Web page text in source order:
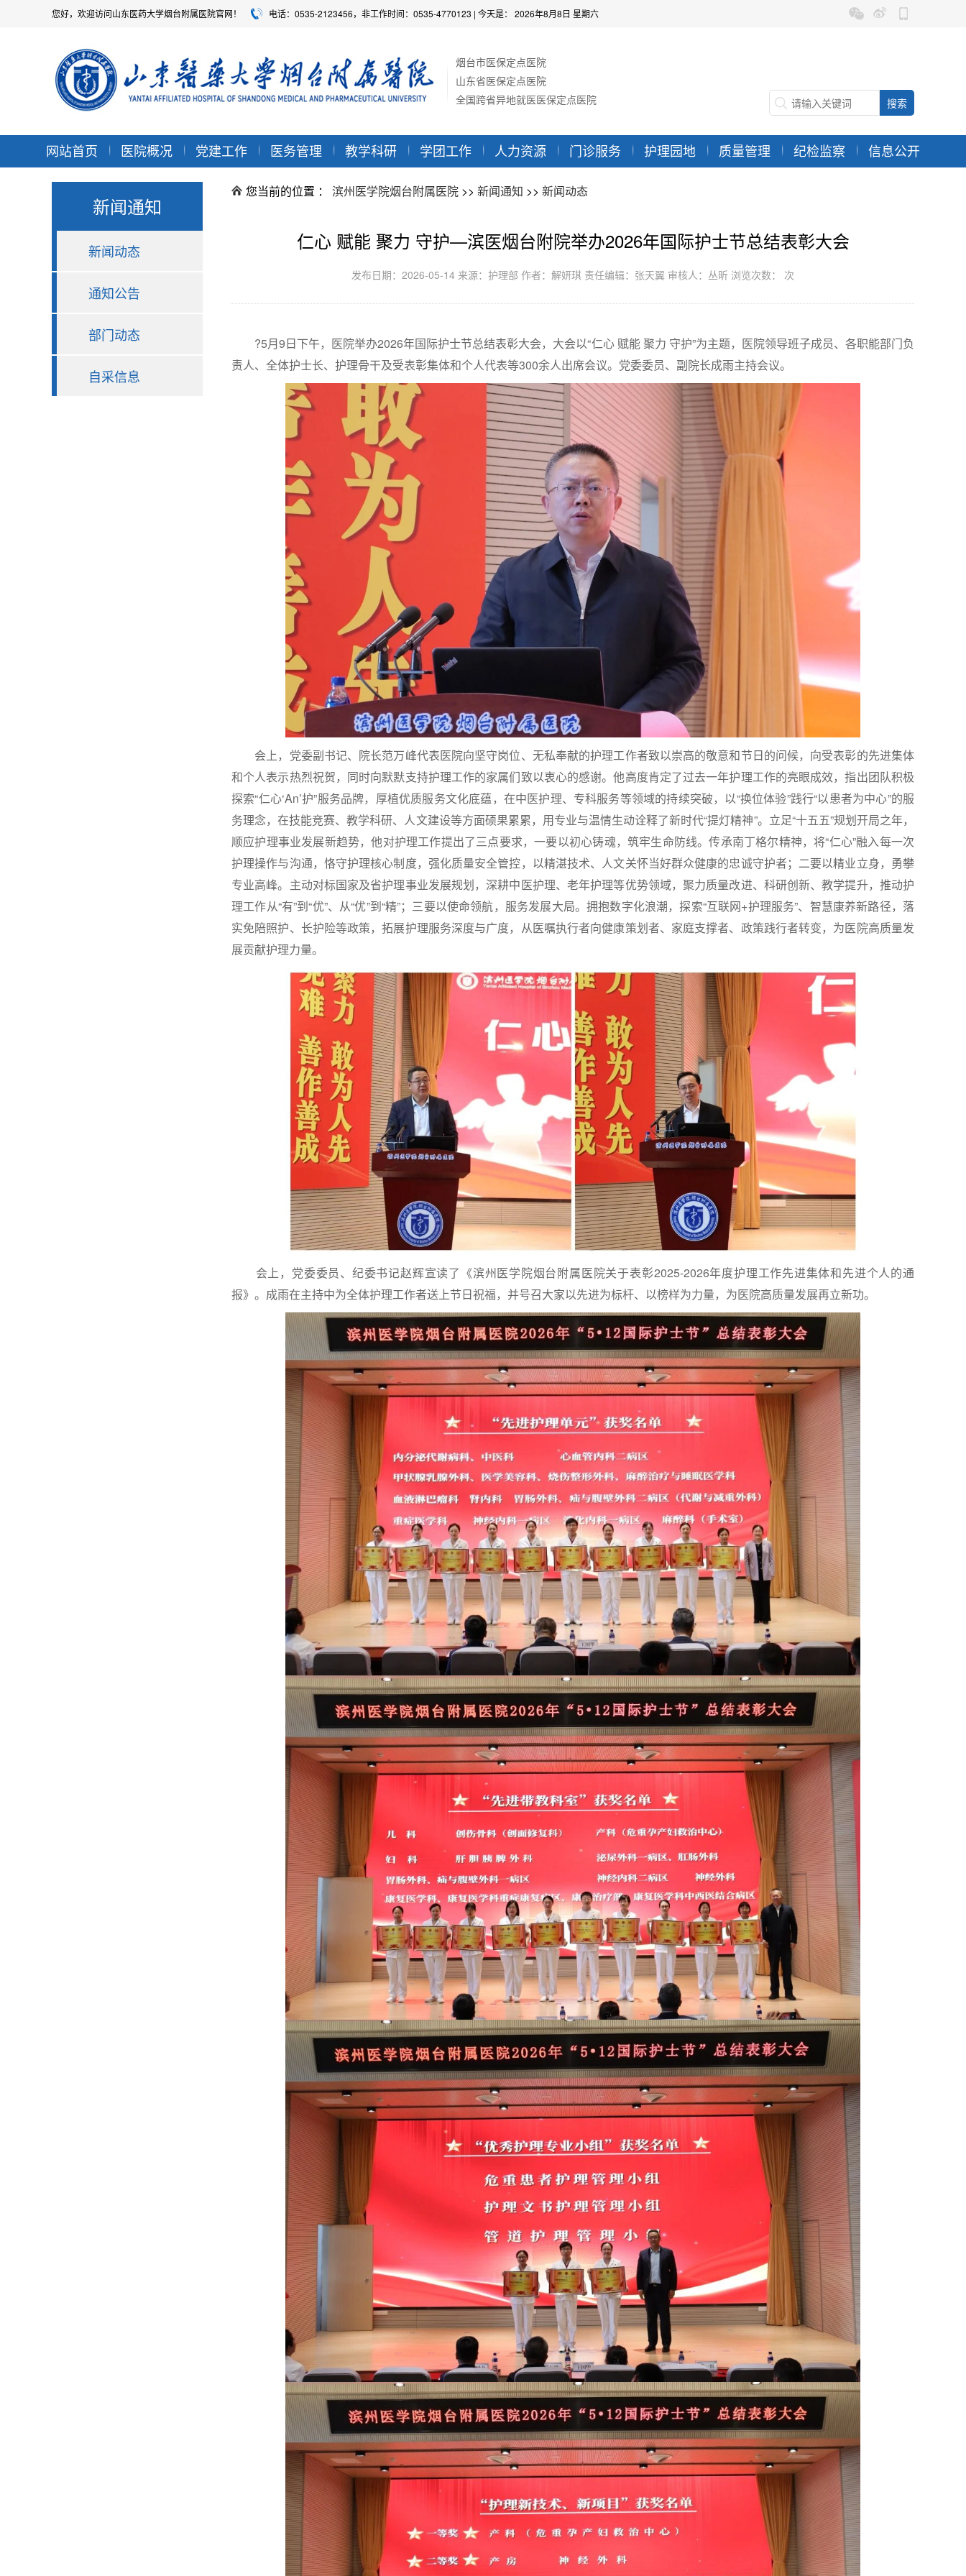
您好，欢迎访问山东医药大学烟台附属医院官网！ 电话：0535-2123456，非工作时间：0535-4770123 | 今天是： 2026年8月8日 星期六
烟台市医保定点医院
山东省医保定点医院
全国跨省异地就医医保定点医院
网站首页 医院概况 党建工作 医务管理 教学科研 学团工作 人力资源 门诊服务 护理园地 质量管理 纪检监察 信息公开
新闻通知
新闻动态
通知公告
部门动态
自采信息
您当前的位置 ： 滨州医学院烟台附属医院 >> 新闻通知 >> 新闻动态
仁心 赋能 聚力 守护—滨医烟台附院举办2026年国际护士节总结表彰大会
发布日期：2026-05-14 来源：护理部 作者：解妍琪 责任编辑：张天翼 审核人：丛昕 浏览次数： 次
?5月9日下午，医院举办2026年国际护士节总结表彰大会，大会以“仁心 赋能 聚力 守护”为主题，医院领导班子成员、各职能部门负
责人、全体护士长、护理骨干及受表彰集体和个人代表等300余人出席会议。党委委员、副院长成雨主持会议。
会上，党委副书记、院长范万峰代表医院向坚守岗位、无私奉献的护理工作者致以崇高的敬意和节日的问候，向受表彰的先进集体
和个人表示热烈祝贺，同时向默默支持护理工作的家属们致以衷心的感谢。他高度肯定了过去一年护理工作的亮眼成效，指出团队积极
探索“仁心‘An’护”服务品牌，厚植优质服务文化底蕴，在中医护理、专科服务等领域的持续突破，以“换位体验”践行“以患者为中心”的服
务理念，在技能竞赛、教学科研、人文建设等方面硕果累累，用专业与温情生动诠释了新时代“提灯精神”。立足“十五五”规划开局之年，
顺应护理事业发展新趋势，他对护理工作提出了三点要求，一要以初心铸魂，筑牢生命防线。传承南丁格尔精神，将“仁心”融入每一次
护理操作与沟通，恪守护理核心制度，强化质量安全管控，以精湛技术、人文关怀当好群众健康的忠诚守护者；二要以精业立身，勇攀
专业高峰。主动对标国家及省护理事业发展规划，深耕中医护理、老年护理等优势领域，聚力质量改进、科研创新、教学提升，推动护
理工作从“有”到“优”、从“优”到“精”；三要以使命领航，服务发展大局。拥抱数字化浪潮，探索“互联网+护理服务”、智慧康养新路径，落
实免陪照护、长护险等政策，拓展护理服务深度与广度，从医嘱执行者向健康策划者、家庭支撑者、政策践行者转变，为医院高质量发
展贡献护理力量。
会上，党委委员、纪委书记赵辉宣读了《滨州医学院烟台附属医院关于表彰2025-2026年度护理工作先进集体和先进个人的通
报》。成雨在主持中为全体护理工作者送上节日祝福，并号召大家以先进为标杆、以榜样为力量，为医院高质量发展再立新功。